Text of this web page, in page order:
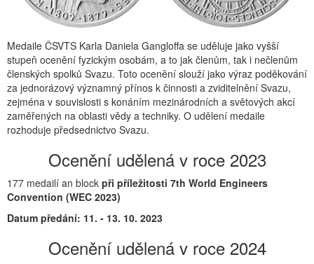
Medaile ČSVTS Karla Daniela Gangloffa se uděluje jako vyšší
stupeň ocenění fyzickým osobám, a to jak členům, tak i nečlenům
členských spolků Svazu. Toto ocenění slouží jako výraz poděkování
za jednorázový významný přínos k činnosti a zviditelnění Svazu,
zejména v souvislosti s konáním mezinárodních a světových akcí
zaměřených na oblasti vědy a techniky. O udělení medaile
rozhoduje předsednictvo Svazu.
Ocenění udělená v roce 2023
177 medailí an block při příležitosti 7th World Engineers
Convention (WEC 2023)
Datum předání: 11. - 13. 10. 2023
Ocenění udělená v roce 2024